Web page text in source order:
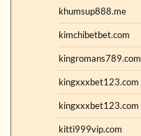
khumsup888.me
kimchibetbet.com
kingromans789.com
kingxxxbet123.com
kingxxxbet123.com
kitti999vip.com